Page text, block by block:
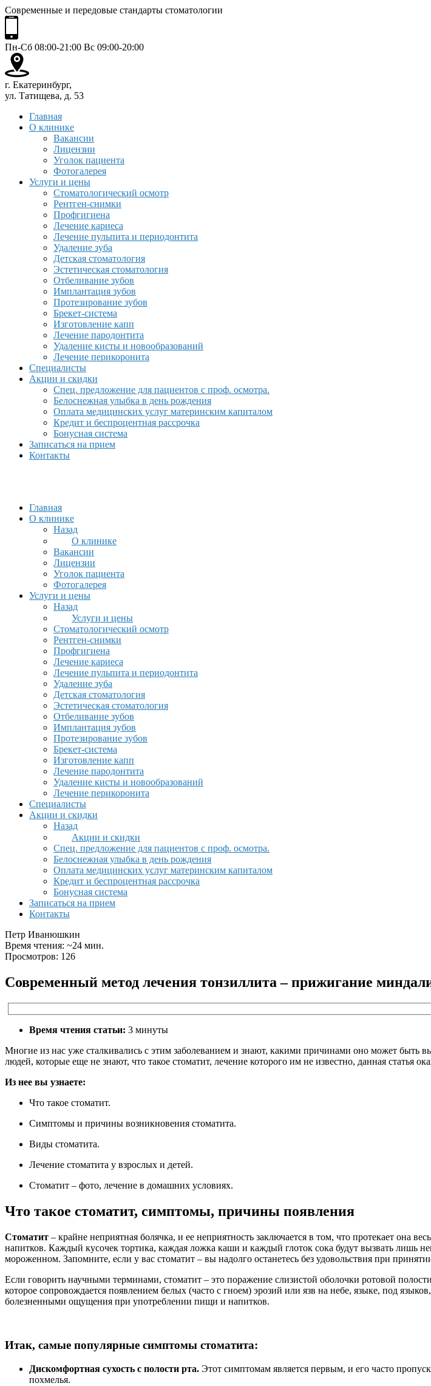
Современные и передовые стандарты стоматологии
Пн-Сб 08:00-21:00 Вс 09:00-20:00
г. Екатеринбург,
ул. Татищева, д. 53
Главная
О клинике
Вакансии
Лицензии
Уголок пациента
Фотогалерея
Услуги и цены
Стоматологический осмотр
Рентген-снимки
Профгигиена
Лечение кариеса
Лечение пульпита и периодонтита
Удаление зуба
Детская стоматология
Эстетическая стоматология
Отбеливание зубов
Имплантация зубов
Протезирование зубов
Брекет-система
Изготовление капп
Лечение пародонтита
Удаление кисты и новообразований
Лечение перикоронита
Специалисты
Акции и скидки
Спец. предложение для пациентов с проф. осмотра.
Белоснежная улыбка в день рождения
Оплата медицинских услуг материнским капиталом
Кредит и беспроцентная рассрочка
Бонусная система
Записаться на прием
Контакты
Главная
О клинике
Назад
О клинике
Вакансии
Лицензии
Уголок пациента
Фотогалерея
Услуги и цены
Назад
Услуги и цены
Стоматологический осмотр
Рентген-снимки
Профгигиена
Лечение кариеса
Лечение пульпита и периодонтита
Удаление зуба
Детская стоматология
Эстетическая стоматология
Отбеливание зубов
Имплантация зубов
Протезирование зубов
Брекет-система
Изготовление капп
Лечение пародонтита
Удаление кисты и новообразований
Лечение перикоронита
Специалисты
Акции и скидки
Назад
Акции и скидки
Спец. предложение для пациентов с проф. осмотра.
Белоснежная улыбка в день рождения
Оплата медицинских услуг материнским капиталом
Кредит и беспроцентная рассрочка
Бонусная система
Записаться на прием
Контакты
Петр Иванюшкин
Время чтения: ~24 мин.
Просмотров: 126
Современный метод лечения тонзиллита – прижигание
Время чтения статьи: 3 минуты
Многие из нас уже сталкивались с этим заболеванием и знают, какими причинами оно может быть
людей, которые еще не знают, что такое стоматит, лечение которого им не известно, данная статья
Из нее вы узнаете:
Что такое стоматит.
Симптомы и причины возникновения стоматита.
Виды стоматита.
Лечение стоматита у взрослых и детей.
Стоматит – фото, лечение в домашних условиях.
Что такое стоматит, симптомы, причины появления
Стоматит – крайне неприятная болячка, и ее неприятность заключается в том, что протекает она
напитков. Каждый кусочек тортика, каждая ложка каши и каждый глоток сока будут вызвать лишь
мороженном. Запомните, если у вас стоматит – вы надолго останетесь без удовольствия при
Если говорить научными терминами, стоматит – это поражение слизистой оболочки ротовой
которое сопровождается появлением белых (часто с гноем) эрозий или язв на небе, языке, под
болезненными ощущения при употреблении пищи и напитков.
Итак, самые популярные симптомы стоматита:
Дискомфортная сухость с полости рта. Этот симптомам является первым, и его часто
похмелья.